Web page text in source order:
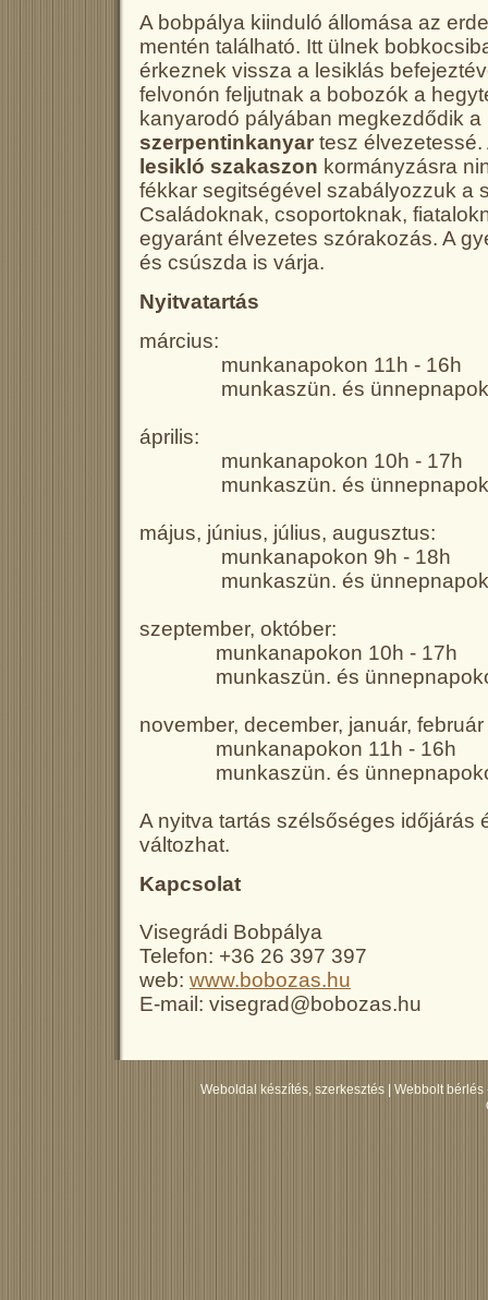
A bobpálya kiinduló állomása az
mentén található. Itt ülnek
érkeznek vissza a lesiklás
felvonón feljutnak a bobozók a
kanyarodó pályában megkezdődik
szerpentinkanyar tesz
lesikló szakaszon kormányzásra
fékkar segitségével szabályozzuk a
Családoknak, csoportoknak,
egyaránt élvezetes szórakozás. A
és csúszda is várja.
Nyitvatartás
március:
munkanapokon 11h - 16h
munkaszün. és
április:
munkanapokon 10h - 17h
munkaszün. és
május, június, július, augusztus:
munkanapokon 9h - 18h
munkaszün. és
szeptember, október:
munkanapokon 10h - 17h
munkaszün. és
november, december, január, február
munkanapokon 11h - 16h
munkaszün. és
A nyitva tartás szélsőséges időjárás
változhat.
Kapcsolat
Visegrádi Bobpálya
Telefon: +36 26 397 397
web: www.bobozas.hu
E-mail: visegrad@bobozas.hu
Weboldal készítés, szerkesztés
Webbolt bérlés